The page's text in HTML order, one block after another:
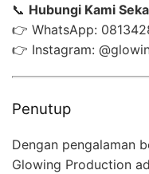
📞 Hubungi Kami
👉 WhatsApp:
👉 Instagram:
Penutup
Dengan pengalaman
Glowing Production